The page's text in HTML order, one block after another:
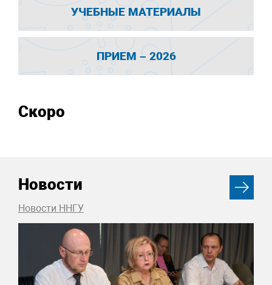
УЧЕБНЫЕ МАТЕРИАЛЫ
ПРИЕМ – 2026
Скоро
Новости
Новости ННГУ